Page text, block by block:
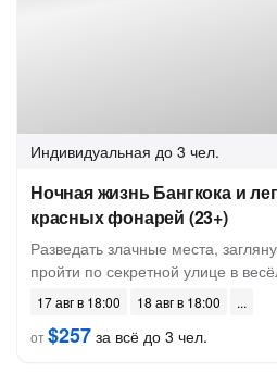
Индивидуальная до 3 чел.
Ночная жизнь Бангкока и
красных фонарей (23+)
Разведать злачные места,
пройти по секретной улице в
17 авг в 18:00
18 авг в 18:00
от$257 за всё до 3 чел.